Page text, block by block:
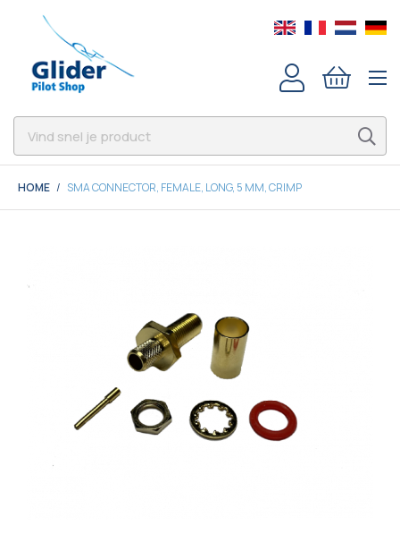
HOME SMA CONNECTOR, FEMALE, LONG, 5 MM, CRIMP